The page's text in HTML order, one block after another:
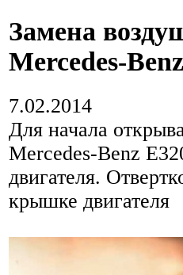
Замена
Mercedes-
7.02.2014
Для начала
Mercedes-Benz
двигателя.
крышке двигателя